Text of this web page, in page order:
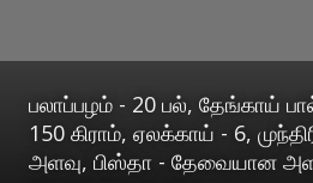
பலாப்பழம் - 20 பல், தேங்காய்
150 கிராம், ஏலக்காய் - 6,
அளவு, பிஸ்தா - தேவையான